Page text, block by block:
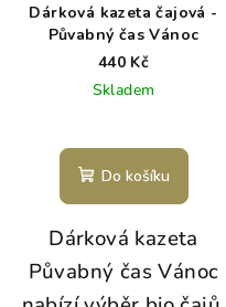
Dárková kazeta čajová -
Půvabný čas Vánoc
440 Kč
Skladem
Do košíku
Dárková kazeta
Půvabný čas Vánoc